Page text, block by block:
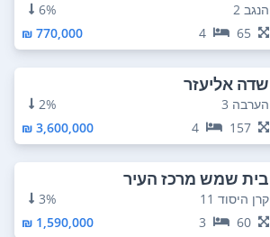
הנגב 2
6%
65
4
770,000 ₪
שדה אליעזר
הערבה 3
2%
157
4
3,600,000 ₪
בית שמש מרכז העיר
קרן היסוד 11
3%
60
3
1,590,000 ₪